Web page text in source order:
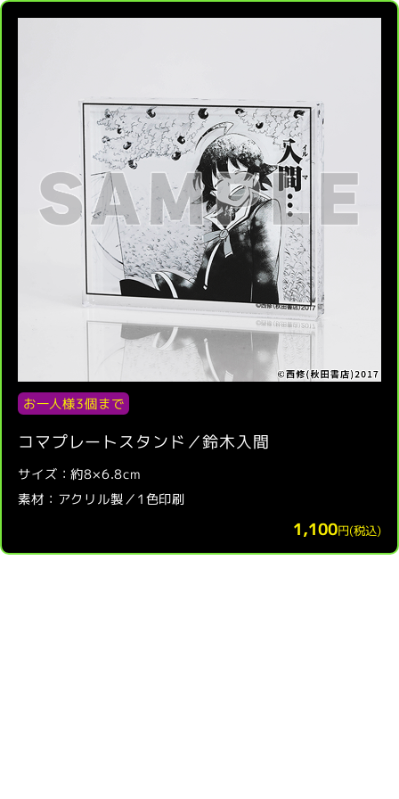
お一人様3個まで
コマプレートスタンド／鈴木入間
サイズ：約8×6.8cm
素材：アクリル製／1色印刷
1,100円(税込)